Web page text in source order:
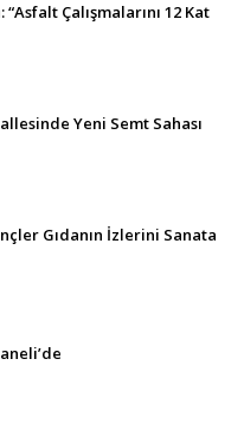
Çalışmalarını 12 Kat
Yeni Semt Sahası
Gıdanın İzlerini Sanata